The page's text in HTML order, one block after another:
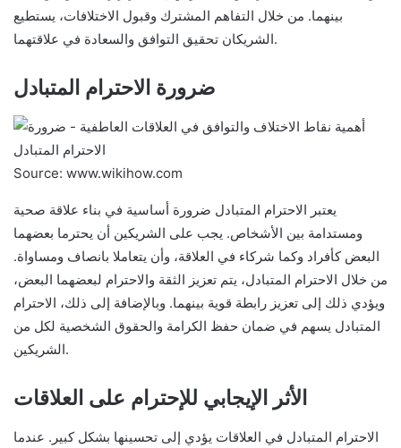
بينهما. من خلال التفاهم المشترك وقبول الاختلافات، يستطيع
الشريكان تحقيق التوافق والسعادة في علاقتهما.
ضرورة الاحترام المتبادل
Source: www.wikihow.com
يعتبر الاحترام المتبادل ضرورة أساسية في بناء علاقة صحية
ومستدامة بين الأشخاص. يجب على الشريكين أن يحترما بعضهما
البعض كأفراد وكما شركاء في العلاقة، وأن يتعاملا بانصاف ومساواة.
من خلال الاحترام المتبادل، يتم تعزيز الثقة والاحترام لبعضهما البعض،
ويؤدي ذلك إلى تعزيز رابطة قوية بينهما. وبالإضافة إلى ذلك، الاحترام
المتبادل يسهم في ضمان حفظ الكرامة والحقوق الشخصية لكل من
الشريكين.
الأثر الإيجابي للإحترام على العلاقات
الاحترام المتبادل في العلاقات يؤدي إلى تحسينها بشكل كبير. عندما